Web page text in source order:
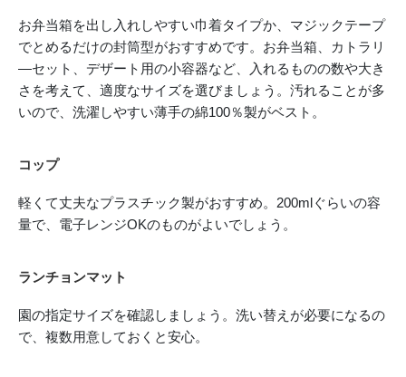
お弁当箱を出し入れしやすい巾着タイプか、マジックテープ
でとめるだけの封筒型がおすすめです。お弁当箱、カトラリ
―セット、デザート用の小容器など、入れるものの数や大き
さを考えて、適度なサイズを選びましょう。汚れることが多
いので、洗濯しやすい薄手の綿100％製がベスト。
コップ
軽くて丈夫なプラスチック製がおすすめ。200mlぐらいの容
量で、電子レンジOKのものがよいでしょう。
ランチョンマット
園の指定サイズを確認しましょう。洗い替えが必要になるの
で、複数用意しておくと安心。